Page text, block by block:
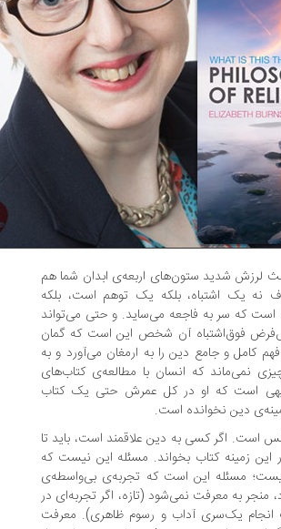
شدید ستون‌های اربعه‌ی ابدان شما هم
اشتباه، بلکه یک توهم است، بلکه
سر به فاجعه می‌ساید. و حتی می‌تواند
آن شخص این است که گمان
و جامع دین را به ارمغان می‌آورد و به
که انسان با مطالعه‌ی کتاب‌های
که او در کل عمرش حتی یک کتاب
نخوانده است.
اگر کسی به دین علاقمند است، باید تا
کتاب بخواند. مسئله این نیست که
این است که تجربه‌ی بی‌واسطه‌ی
معرفت نمی‌شود (تازه، اگر تجربه‌ای در
یک‌سری آداب و رسوم ظاهری). معرفت